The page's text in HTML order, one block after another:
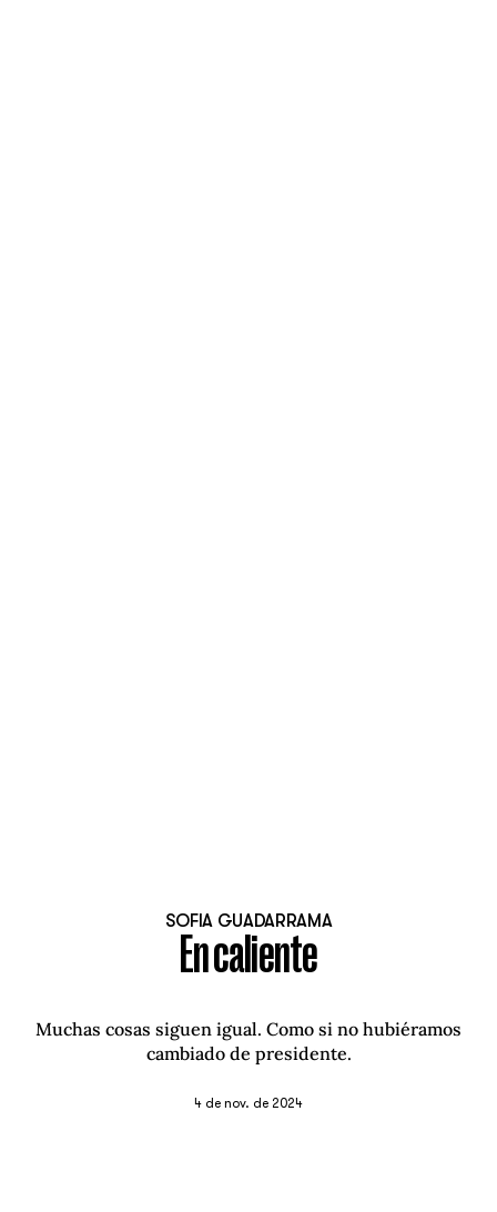
SOFIA GUADARRAMA
En caliente
Muchas cosas siguen igual. Como si no hubiéramos
cambiado de presidente.
4 de nov. de 2024